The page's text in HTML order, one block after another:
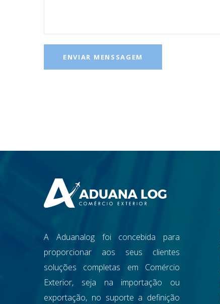
A Aduanalog foi concebida para
proporcionar aos seus clientes
soluções completas em Comércio
Exterior, seja na importação ou
exportação, no suporte a definição